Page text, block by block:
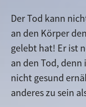
Der Tod kann
an den Körper
gelebt hat! Er ist
an den Tod,
nicht gesund
anderes zu sein